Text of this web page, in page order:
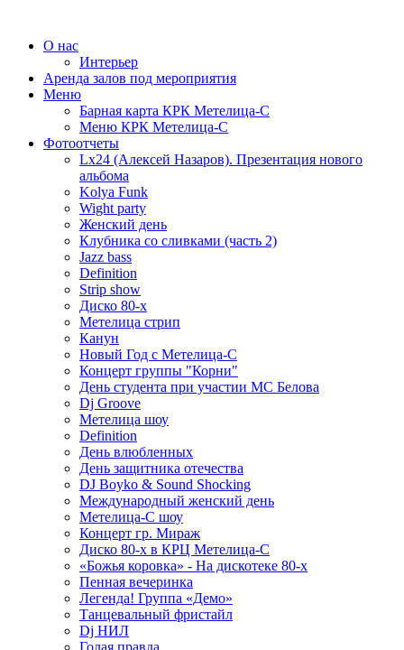
О нас
Интерьер
Аренда залов под мероприятия
Меню
Барная карта КРК Метелица-С
Меню КРК Метелица-С
Фотоотчеты
Lx24 (Алексей Назаров). Презентация нового
альбома
Kolya Funk
Wight party
Женский день
Клубника со сливками (часть 2)
Jazz bass
Definition
Strip show
Диско 80-х
Метелица стрип
Канун
Новый Год с Метелица-С
Концерт группы "Корни"
День студента при участии МС Белова
Dj Groove
Метелица шоу
Definition
День влюбленных
День защитника отечества
DJ Boyko & Sound Shocking
Международный женский день
Метелица-С шоу
Концерт гр. Мираж
Диско 80-х в КРЦ Метелица-С
«Божья коровка» - На дискотеке 80-х
Пенная вечеринка
Легенда! Группа «Демо»
Танцевальный фристайл
Dj НИЛ
Голая правда